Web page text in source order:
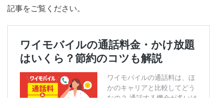
記事をご覧ください。